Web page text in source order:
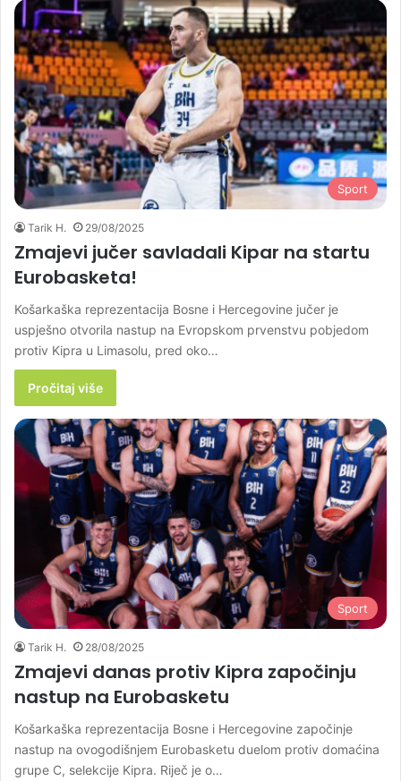
Sport
Tarik H. 29/08/2025
Zmajevi jučer savladali Kipar na startu
Eurobasketa!
Košarkaška reprezentacija Bosne i Hercegovine jučer je
uspješno otvorila nastup na Evropskom prvenstvu pobjedom
protiv Kipra u Limasolu, pred oko…
Pročitaj više
Sport
Tarik H. 28/08/2025
Zmajevi danas protiv Kipra započinju
nastup na Eurobasketu
Košarkaška reprezentacija Bosne i Hercegovine započinje
nastup na ovogodišnjem Eurobasketu duelom protiv domaćina
grupe C, selekcije Kipra. Riječ je o…